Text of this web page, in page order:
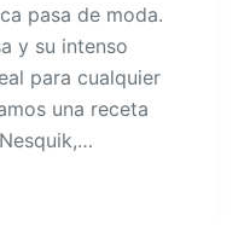
pasa de moda.
y su intenso
para cualquier
una receta